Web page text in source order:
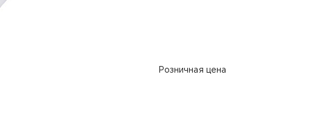
Розничная цена